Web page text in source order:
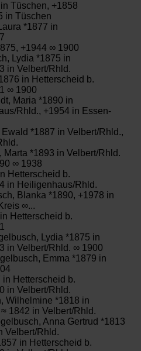
Tüschen, +1858
in Tüschen
*1877 in
+1944 ∞ 1900
Lydia *1875 in
in Velbert/Rhld.
in Hetterscheid b.
∞ 1900
Maria *1890 in
Rhld., +1954 in Essen-
Ewald *1887 in Velbert/Rhld.,
Marta *1893 in Velbert/Rhld.
∞ 1938
Hetterscheid b.
in Heiligenhaus/Rhld.
Blanka *1890, +1978 in
∞...
Hetterscheid b.
Lydia *1875 in
in Velbert/Rhld. ∞ 1900
Emma *1879 in
in Hetterscheid b.
in Velbert/Rhld.
Wilhelmine *1818 in
1842 in Velbert/Rhld.
Anna Gertrud *1813
Velbert/Rhld.
in Hetterscheid b.